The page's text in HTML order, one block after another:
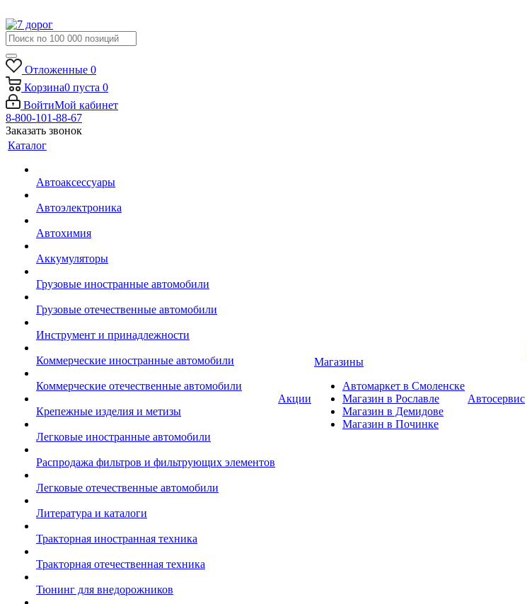
Отложенные 0
Корзина0 пуста 0
ВойтиМой кабинет
8-800-101-88-67
Заказать звонок
Каталог
Автоаксессуары
Автоэлектроника
Автохимия
Аккумуляторы
Грузовые иностранные автомобили
Грузовые отечественные автомобили
Инструмент и принадлежности
Коммерческие иностранные автомобили
Коммерческие отечественные автомобили
Крепежные изделия и метизы
Легковые иностранные автомобили
Распродажа фильтров и фильтрующих элементов
Легковые отечественные автомобили
Литература и каталоги
Тракторная иностранная техника
Тракторная отечественная техника
Тюнинг для внедорожников
Акции
Магазины
Автомаркет в Смоленске
Магазин в Рославле
Магазин в Демидове
Магазин в Починке
Автосервис